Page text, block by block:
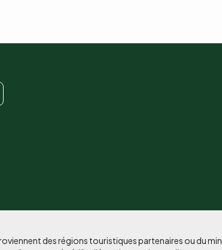
des régions touristiques partenaires ou du